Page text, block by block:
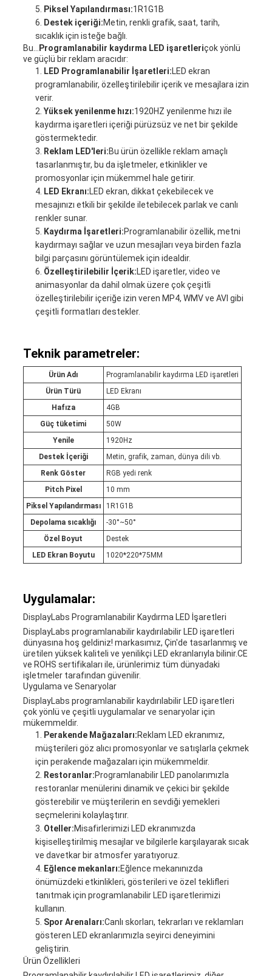
Piksel Yapılandırması:1R1G1B
Destek içeriği:Metin, renkli grafik, saat, tarih,
sıcaklık için isteğe bağlı.
Bu... Programlanabilir kaydırma LED işaretleriçok yönlü
ve güçlü bir reklam aracıdır:
LED Programlanabilir İşaretleri:LED ekran
programlanabilir, özelleştirilebilir içerik ve mesajlara izin
verir.
Yüksek yenilenme hızı:1920HZ yenilenme hızı ile
kaydırma işaretleri içeriği pürüzsüz ve net bir şekilde
göstermektedir.
Reklam LED'leri:Bu ürün özellikle reklam amaçlı
tasarlanmıştır, bu da işletmeler, etkinlikler ve
promosyonlar için mükemmel hale getirir.
LED Ekranı:LED ekran, dikkat çekebilecek ve
mesajınızı etkili bir şekilde iletebilecek parlak ve canlı
renkler sunar.
Kaydırma İşaretleri:Programlanabilir özellik, metni
kaydırmayı sağlar ve uzun mesajları veya birden fazla
bilgi parçasını görüntülemek için idealdir.
Özelleştirilebilir İçerik:LED işaretler, video ve
animasyonlar da dahil olmak üzere çok çeşitli
özelleştirilebilir içeriğe izin veren MP4, WMV ve AVI gibi
çeşitli formatları destekler.
Teknik parametreler:
Ürün Adı
Programlanabilir kaydırma LED işaretleri
Ürün Türü
LED Ekranı
Hafıza
4GB
Güç tüketimi
50W
Yenile
1920Hz
Destek İçeriği
Metin, grafik, zaman, dünya dili vb.
Renk Göster
RGB yedi renk
Pitch Pixel
10 mm
Piksel Yapılandırması
1R1G1B
Depolama sıcaklığı
-30°~50°
Özel Boyut
Destek
LED Ekran Boyutu
1020*220*75MM
Uygulamalar:
DisplayLabs Programlanabilir Kaydırma LED İşaretleri
DisplayLabs programlanabilir kaydırılabilir LED işaretleri
dünyasına hoş geldiniz! markasımız, Çin'de tasarlanmış ve
üretilen yüksek kaliteli ve yenilikçi LED ekranlarıyla bilinir.CE
ve ROHS sertifikaları ile, ürünlerimiz tüm dünyadaki
işletmeler tarafından güvenilir.
Uygulama ve Senaryolar
DisplayLabs programlanabilir kaydırılabilir LED işaretleri
çok yönlü ve çeşitli uygulamalar ve senaryolar için
mükemmeldir.
Perakende Mağazaları:Reklam LED ekranımız,
müşterileri göz alıcı promosyonlar ve satışlarla çekmek
için perakende mağazaları için mükemmeldir.
Restoranlar:Programlanabilir LED panolarımızla
restoranlar menülerini dinamik ve çekici bir şekilde
gösterebilir ve müşterilerin en sevdiği yemekleri
seçmelerini kolaylaştırır.
Oteller:Misafirlerimizi LED ekranımızda
kişiselleştirilmiş mesajlar ve bilgilerle karşılayarak sıcak
ve davetkar bir atmosfer yaratıyoruz.
Eğlence mekanları:Eğlence mekanınızda
önümüzdeki etkinlikleri, gösterileri ve özel teklifleri
tanıtmak için programlanabilir LED işaretlerimizi
kullanın.
Spor Arenaları:Canlı skorları, tekrarları ve reklamları
gösteren LED ekranlarımızla seyirci deneyimini
geliştirin.
Ürün Özellikleri